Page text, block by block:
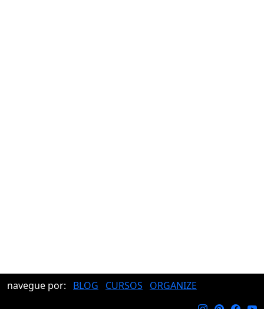
navegue por: BLOG CURSOS ORGANIZE